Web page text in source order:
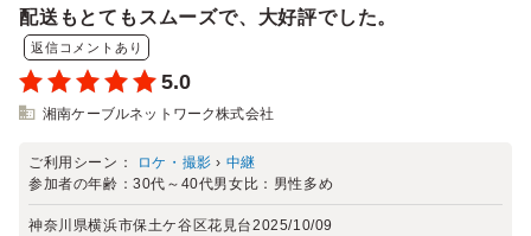
配送もとてもスムーズで、大好評でした。
返信コメントあり
5.0
湘南ケーブルネットワーク株式会社
ご利用シーン： ロケ・撮影 › 中継
参加者の年齢：30代～40代男女比： 男性多め
神奈川県横浜市保土ケ谷区花見台2025/10/09